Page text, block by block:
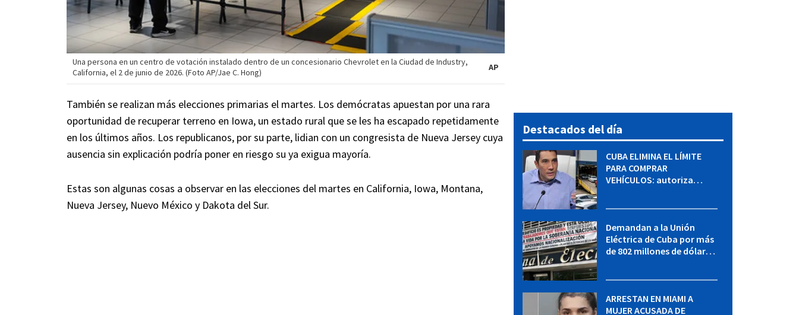
Una persona en un centro de votación instalado dentro de un concesionario Chevrolet en la Ciudad de Industry,
California, el 2 de junio de 2026. (Foto AP/Jae C. Hong)
AP
También se realizan más elecciones primarias el martes. Los demócratas apuestan por una rara
oportunidad de recuperar terreno en Iowa, un estado rural que se les ha escapado repetidamente
en los últimos años. Los republicanos, por su parte, lidian con un congresista de Nueva Jersey cuya
ausencia sin explicación podría poner en riesgo su ya exigua mayoría.
Estas son algunas cosas a observar en las elecciones del martes en California, Iowa, Montana,
Nueva Jersey, Nuevo México y Dakota del Sur.
Destacados del día
CUBA ELIMINA EL LÍMITE
PARA COMPRAR
VEHÍCULOS: autoriza
Demandan a la Unión
Eléctrica de Cuba por más
de 802 millones de dólares
ARRESTAN EN MIAMI A
MUJER ACUSADA DE